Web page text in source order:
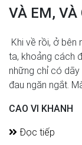
VÀ EM, VÀ
Khi về rồi, ở bên
ta, khoảng cách
những chỉ có
đau ngăn ngắt.
CAO VI KHANH
Đọc tiếp